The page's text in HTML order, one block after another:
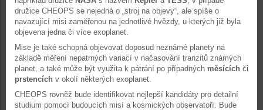
družice CHEOPS se nejedná o „stroj na objevy“, ale spíše o
navazující misi zaměřenou na jednotlivé hvězdy, u kterých již byla
objevena jedna či více exoplanet.
Mise je také schopná objevovat doposud neznámé planety na
základě měření nepatrných variací v načasování tranzitů známých
planet, a také může být využita k pátrání po případných měsících či
prstencích v okolí některých exoplanet.
CHEOPS rovněž bude identifikovat nejlepší kandidáty pro detailní
studium pomocí budoucích misí a kosmických observatoří. Bude